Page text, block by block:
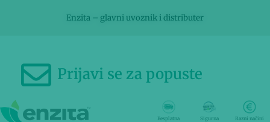
Enzita – glavni uvoznik i distributer
Prijavi se za popuste
Besplatna
Sigurna
Razni načini